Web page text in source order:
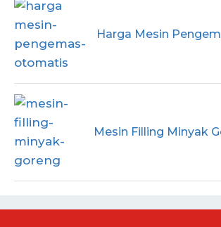
Harga Mesin
Mesin Filling Minyak